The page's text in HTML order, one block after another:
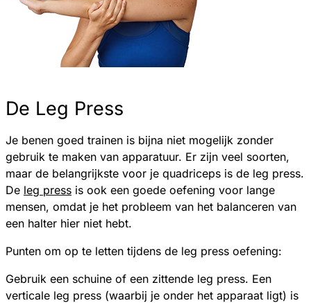
De Leg Press
Je benen goed trainen is bijna niet mogelijk zonder
gebruik te maken van apparatuur. Er zijn veel soorten,
maar de belangrijkste voor je quadriceps is de leg press.
De leg press is ook een goede oefening voor lange
mensen, omdat je het probleem van het balanceren van
een halter hier niet hebt.
Punten om op te letten tijdens de leg press oefening:
Gebruik een schuine of een zittende leg press. Een
verticale leg press (waarbij je onder het apparaat ligt) is